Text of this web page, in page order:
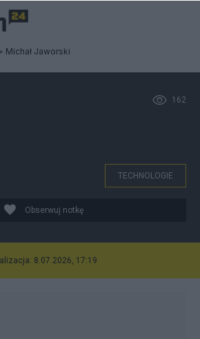
Michał Jaworski
162
TECHNOLOGIE
Obserwuj notkę
8.07.2026, 17:19